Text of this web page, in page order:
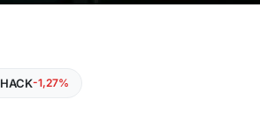
HACK-1,27%